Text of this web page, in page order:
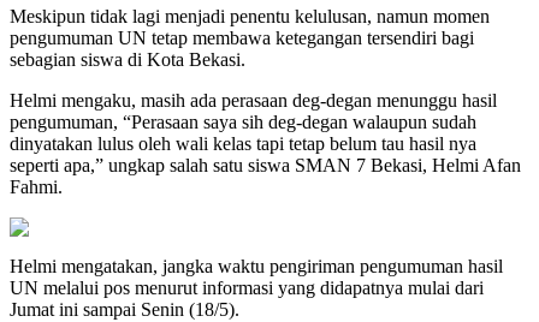
Meskipun tidak lagi menjadi penentu kelulusan, namun momen
pengumuman UN tetap membawa ketegangan tersendiri bagi
sebagian siswa di Kota Bekasi.
Helmi mengaku, masih ada perasaan deg-degan menunggu hasil
pengumuman, “Perasaan saya sih deg-degan walaupun sudah
dinyatakan lulus oleh wali kelas tapi tetap belum tau hasil nya
seperti apa,” ungkap salah satu siswa SMAN 7 Bekasi, Helmi Afan
Fahmi.
Helmi mengatakan, jangka waktu pengiriman pengumuman hasil
UN melalui pos menurut informasi yang didapatnya mulai dari
Jumat ini sampai Senin (18/5).